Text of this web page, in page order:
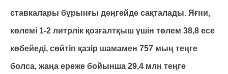
ставкалары бұрынғы деңгейде сақталады. Яғни,
көлемі 1-2 литрлік қозғалтқыш үшін төлем 38,8 есе
көбейеді, сөйтіп қазір шамамен 757 мың теңге
болса, жаңа ереже бойынша 29,4 млн теңге